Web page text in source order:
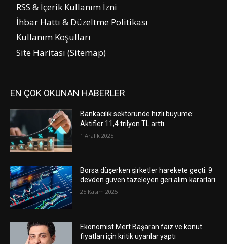
RSS & İçerik Kullanım İzni
İhbar Hattı & Düzeltme Politikası
Kullanım Koşulları
Site Haritası (Sitemap)
EN ÇOK OKUNAN HABERLER
Bankacılık sektöründe hızlı büyüme:
Aktifler 11,4 trilyon TL arttı
1 Aralık 2025
Borsa düşerken şirketler harekete geçti: 9
devden güven tazeleyen geri alım kararları
25 Kasım 2025
Ekonomist Mert Başaran faiz ve konut
fiyatları için kritik uyarılar yaptı